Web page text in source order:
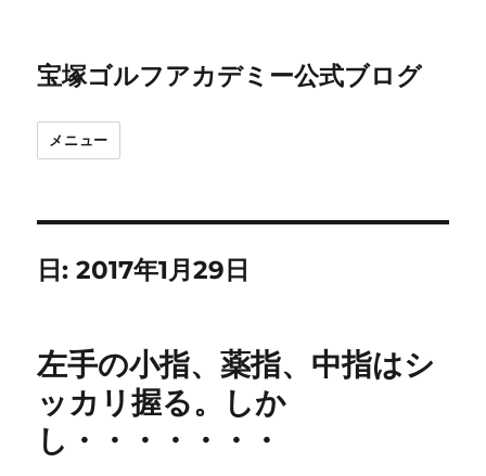
宝塚ゴルフアカデミー公式ブログ
メニュー
日:2017年1月29日
左手の小指、薬指、中指はシ
ッカリ握る。しか
し・・・・・・・